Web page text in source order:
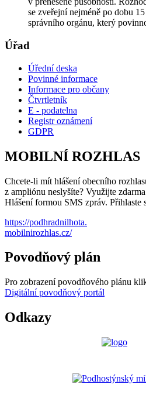
se zveřejní nejméně po dobu
správního orgánu, který
Úřad
Úřední deska
Povinné informace
Informace pro občany
Čtvrtletník
E - podatelna
Registr oznámení
GDPR
MOBILNÍ ROZHLAS
Chcete-li mít hlášení obecního
z ampliónu neslyšíte? Využijte
Hlášení formou SMS zpráv. Přihlaste
https://podhradnilhota.
mobilnirozhlas.cz/
Povodňový plán
Pro zobrazení povodňového plánu
Digitální povodňový portál
Odkazy